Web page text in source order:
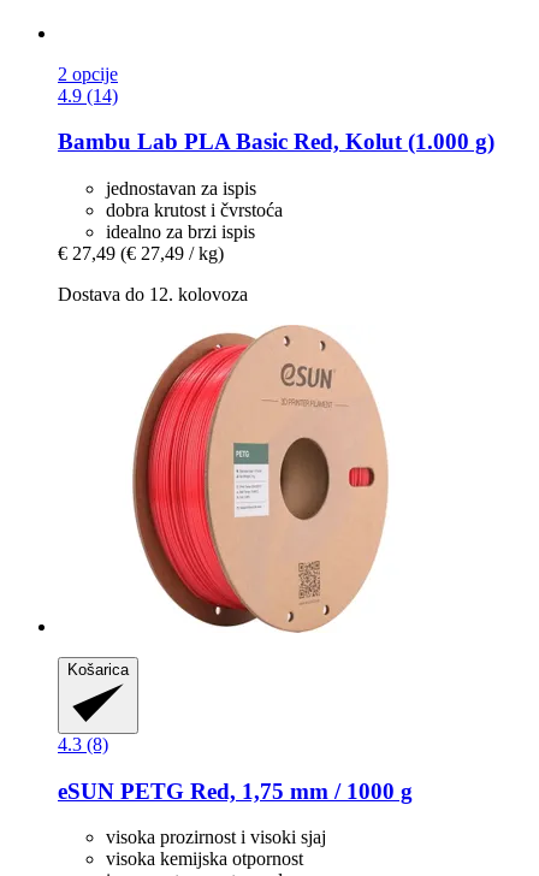
2 opcije
4.9 (14)
Bambu Lab PLA Basic Red, Kolut (1.000 g)
jednostavan za ispis
dobra krutost i čvrstoća
idealno za brzi ispis
€ 27,49 (€ 27,49 / kg)
Dostava do 12. kolovoza
Košarica
4.3 (8)
eSUN PETG Red, 1,75 mm / 1000 g
visoka prozirnost i visoki sjaj
visoka kemijska otpornost